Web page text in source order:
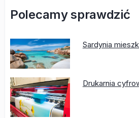
Polecamy sprawdzić
Sardynia
Drukarnia